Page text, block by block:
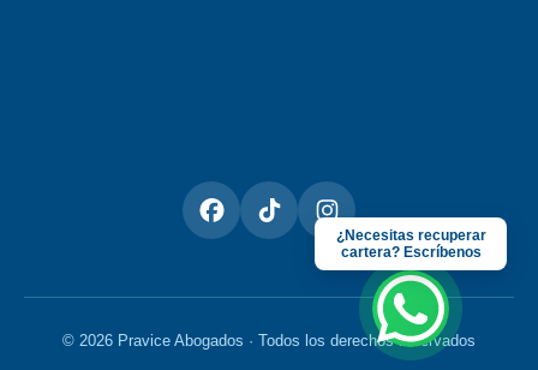
© 2026 Pravice Abogados · Todos los derechos reservados
¿Necesitas recuperar
cartera? Escríbenos